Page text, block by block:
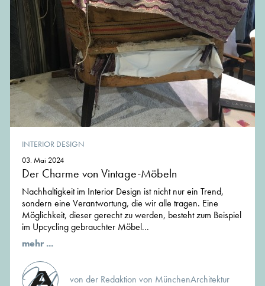
INTERIOR DESIGN
03. Mai 2024
Der Charme von Vintage-Möbeln
Nachhaltigkeit im Interior Design ist nicht nur ein Trend,
sondern eine Verantwortung, die wir alle tragen. Eine
Möglichkeit, dieser gerecht zu werden, besteht zum Beispiel
im Upcycling gebrauchter Möbel...
mehr ...
von der Redaktion von MünchenArchitektur